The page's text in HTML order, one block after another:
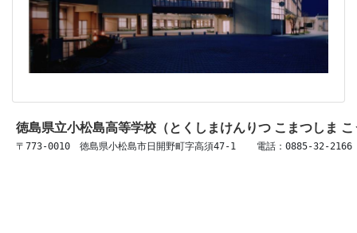
徳島県立小松島高等学校（とくしまけんりつ こまつしま
〒773-0010　徳島県小松島市日開野町字高須47-1 　 電話：0885-32-2166